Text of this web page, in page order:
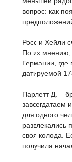
вопрос: как
Росс и Хейли
По их мнению,
Германии, где
датируемой
Парлетт Д. –
завсегдатаем
для одного
развлекались
своя колода.
получила